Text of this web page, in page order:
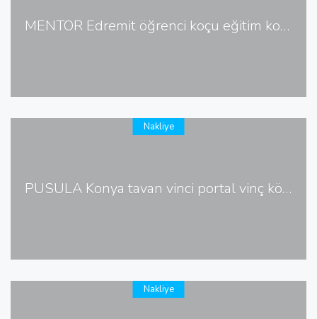
MENTÖR Edremit öğrenci koçu eğitim koçu Sınav koçu
PUSULA Konya tavan vinci portal vinç köprülü vinç imalatı
Nakliye
Nakliye